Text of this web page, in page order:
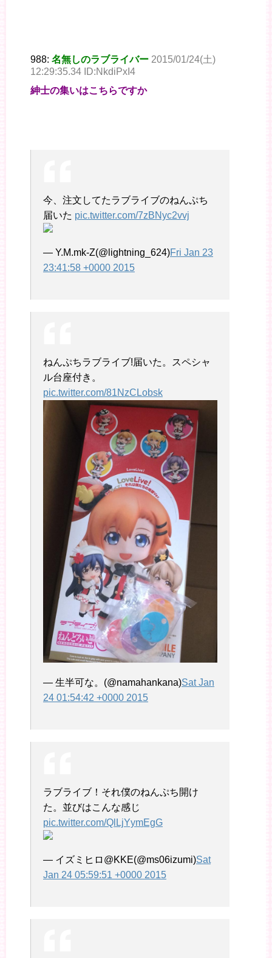
988: 名無しのラブライバー 2015/01/24(土)
12:29:35.34 ID:NkdiPxI4
紳士の集いはこちらですか
今、注文してたラブライブのねんぷち
届いた pic.twitter.com/7zBNyc2vvj
— Y.M.mk-Z(@lightning_624)Fri Jan 23
23:41:58 +0000 2015
ねんぷちラブライブ!届いた。スペシャ
ル台座付き。
pic.twitter.com/81NzCLobsk
— 生半可な。(@namahankana)Sat Jan
24 01:54:42 +0000 2015
ラブライブ！それ僕のねんぷち開け
た。並びはこんな感じ
pic.twitter.com/QlLjYymEgG
— イズミヒロ@KKE(@ms06izumi)Sat
Jan 24 05:59:51 +0000 2015